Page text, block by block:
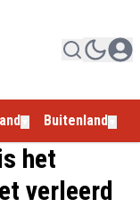
Buitenland
het
verleerd